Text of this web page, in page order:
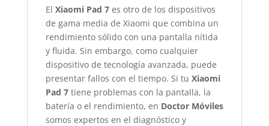
El Xiaomi Pad 7es otro de los dispositivos
de gama media de Xiaomi que combina un
rendimiento sólido con una pantalla nítida
y fluida. Sin embargo, como cualquier
dispositivo de tecnología avanzada, puede
presentar fallos con el tiempo. Si tu Xiaomi
Pad 7tiene problemas con la pantalla, la
batería o el rendimiento, en Doctor Móviles
somos expertos en el diagnóstico y